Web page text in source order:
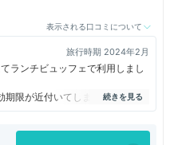
約25分
表示される口コミについて
旅行時期 2024年2月
ランチビュッフェで利用しまし
限が近付いてしまって慌てて時
ものを探してここになりました。